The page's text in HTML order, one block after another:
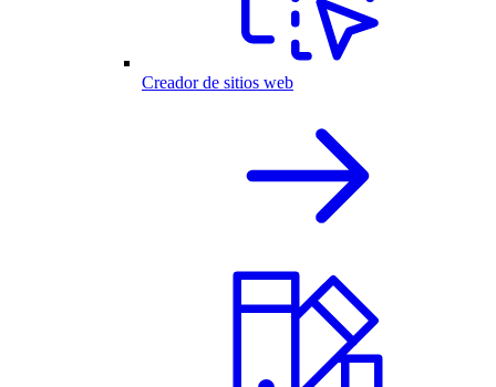
Creador de sitios web